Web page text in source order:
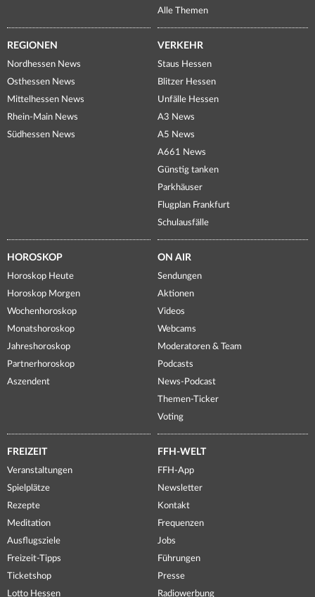
Alle Themen
REGIONEN
Nordhessen News
Osthessen News
Mittelhessen News
Rhein-Main News
Südhessen News
VERKEHR
Staus Hessen
Blitzer Hessen
Unfälle Hessen
A3 News
A5 News
A661 News
Günstig tanken
Parkhäuser
Flugplan Frankfurt
Schulausfälle
HOROSKOP
Horoskop Heute
Horoskop Morgen
Wochenhoroskop
Monatshoroskop
Jahreshoroskop
Partnerhoroskop
Aszendent
ON AIR
Sendungen
Aktionen
Videos
Webcams
Moderatoren & Team
Podcasts
News-Podcast
Themen-Ticker
Voting
FREIZEIT
Veranstaltungen
Spielplätze
Rezepte
Meditation
Ausflugsziele
Freizeit-Tipps
Ticketshop
Lotto Hessen
FFH-WELT
FFH-App
Newsletter
Kontakt
Frequenzen
Jobs
Führungen
Presse
Radiowerbung